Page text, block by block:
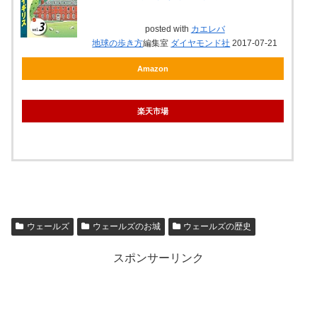
posted with カエレバ
地球の歩き方編集室 ダイヤモンド社 2017-07-21
Amazon
楽天市場
ウェールズ ウェールズのお城 ウェールズの歴史
スポンサーリンク